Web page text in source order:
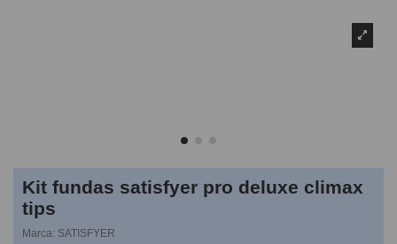
Kit fundas satisfyer pro deluxe climax
tips
Marca: SATISFYER